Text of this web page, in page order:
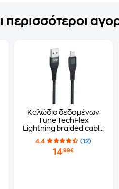
περισσότεροι
Καλώδιο δεδομένων
Tune TechFlex
Lightning braided cable
Lightning σε USB-A 1.5m
- Black
4.4 (12)
14,99€